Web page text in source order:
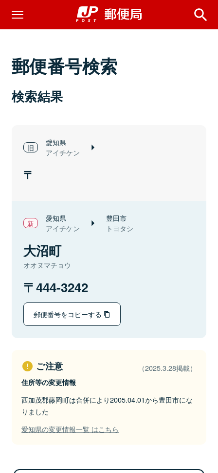
郵便番号検索
検索結果
愛知県
アイチケン
愛知県
アイチケン
豊田市
トヨタシ
大沼町
オオヌマチョウ
444-3242
郵便番号をコピーする
ご注意 （2025.3.28掲載）
住所等の変更情報
西加茂郡藤岡町は合併により2005.04.01から豊田市にな
りました
愛知県の変更情報一覧 はこちら